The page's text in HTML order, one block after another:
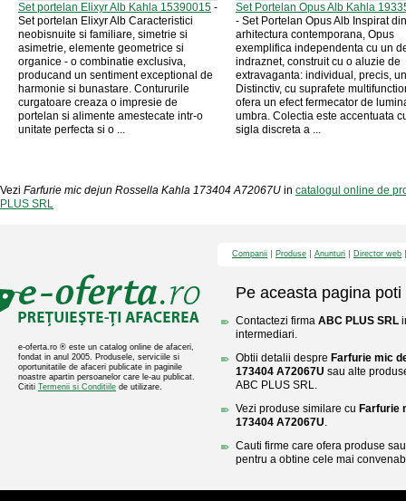
Set portelan Elixyr Alb Kahla 15390015 -
Set portelan Elixyr Alb Caracteristici
neobisnuite si familiare, simetrie si
asimetrie, elemente geometrice si
organice - o combinatie exclusiva,
producand un sentiment exceptional de
harmonie si bunastare. Contururile
curgatoare creaza o impresie de
portelan si alimente amestecate intr-o
unitate perfecta si o ...
Set Portelan Opus Alb Kahla
- Set Portelan Opus Alb Inspirat din
arhitectura contemporana, Opus
exemplifica independenta cu un
indraznet, construit cu o aluzie de
extravaganta: individual, precis,
Distinctiv, cu suprafete
ofera un efect fermecator de
umbra. Colectia este accentuata
sigla discreta a ...
Vezi Farfurie mic dejun Rossella Kahla 173404 A72067U in catalogul online de
PLUS SRL
e-oferta.ro ® este un catalog online de afaceri,
fondat in anul 2005. Produsele, serviciile si
oportunitatile de afaceri publicate in paginile
noastre apartin persoanelor care le-au publicat.
Cititi Termenii si Conditiile de utilizare.
Companii Produse Anunturi Director web
Pe aceasta pagina poti
Contactezi firma ABC PLUS SRL
intermediari.
Obtii detalii despre Farfurie mic
173404 A72067U sau alte
ABC PLUS SRL.
Vezi produse similare cu Farfurie
173404 A72067U.
Cauti firme care ofera produse
pentru a obtine cele mai